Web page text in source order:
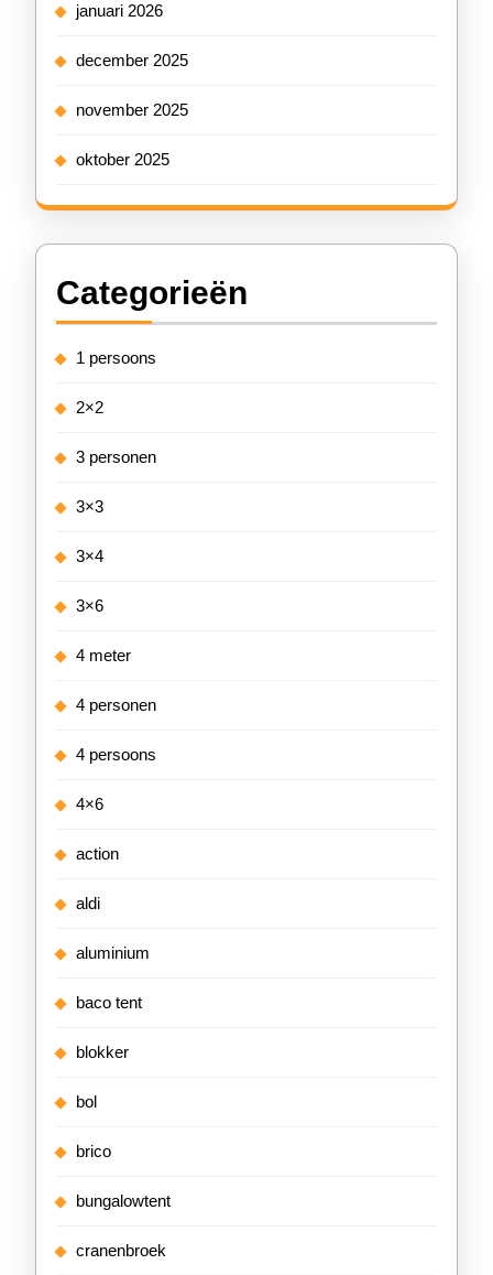
januari 2026
december 2025
november 2025
oktober 2025
Categorieën
1 persoons
2×2
3 personen
3×3
3×4
3×6
4 meter
4 personen
4 persoons
4×6
action
aldi
aluminium
baco tent
blokker
bol
brico
bungalowtent
cranenbroek